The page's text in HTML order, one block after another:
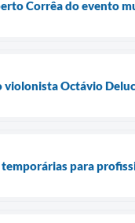
Corrêa do evento
violonista Octávio
para